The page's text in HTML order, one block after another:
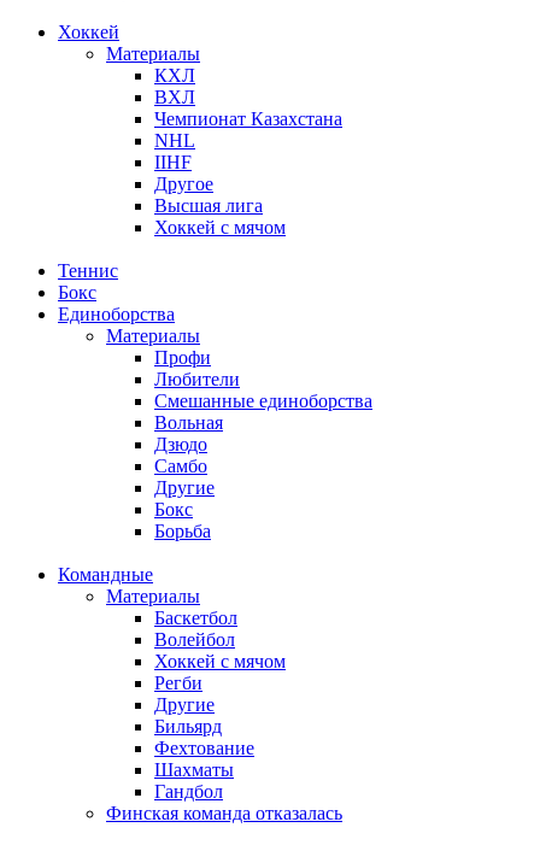
Хоккей
Материалы
КХЛ
ВХЛ
Чемпионат Казахстана
NHL
IIHF
Другое
Высшая лига
Хоккей с мячом
Теннис
Бокс
Единоборства
Материалы
Профи
Любители
Смешанные единоборства
Вольная
Дзюдо
Самбо
Другие
Бокс
Борьба
Командные
Материалы
Баскетбол
Волейбол
Хоккей с мячом
Регби
Другие
Бильярд
Фехтование
Шахматы
Гандбол
Финская команда отказалась